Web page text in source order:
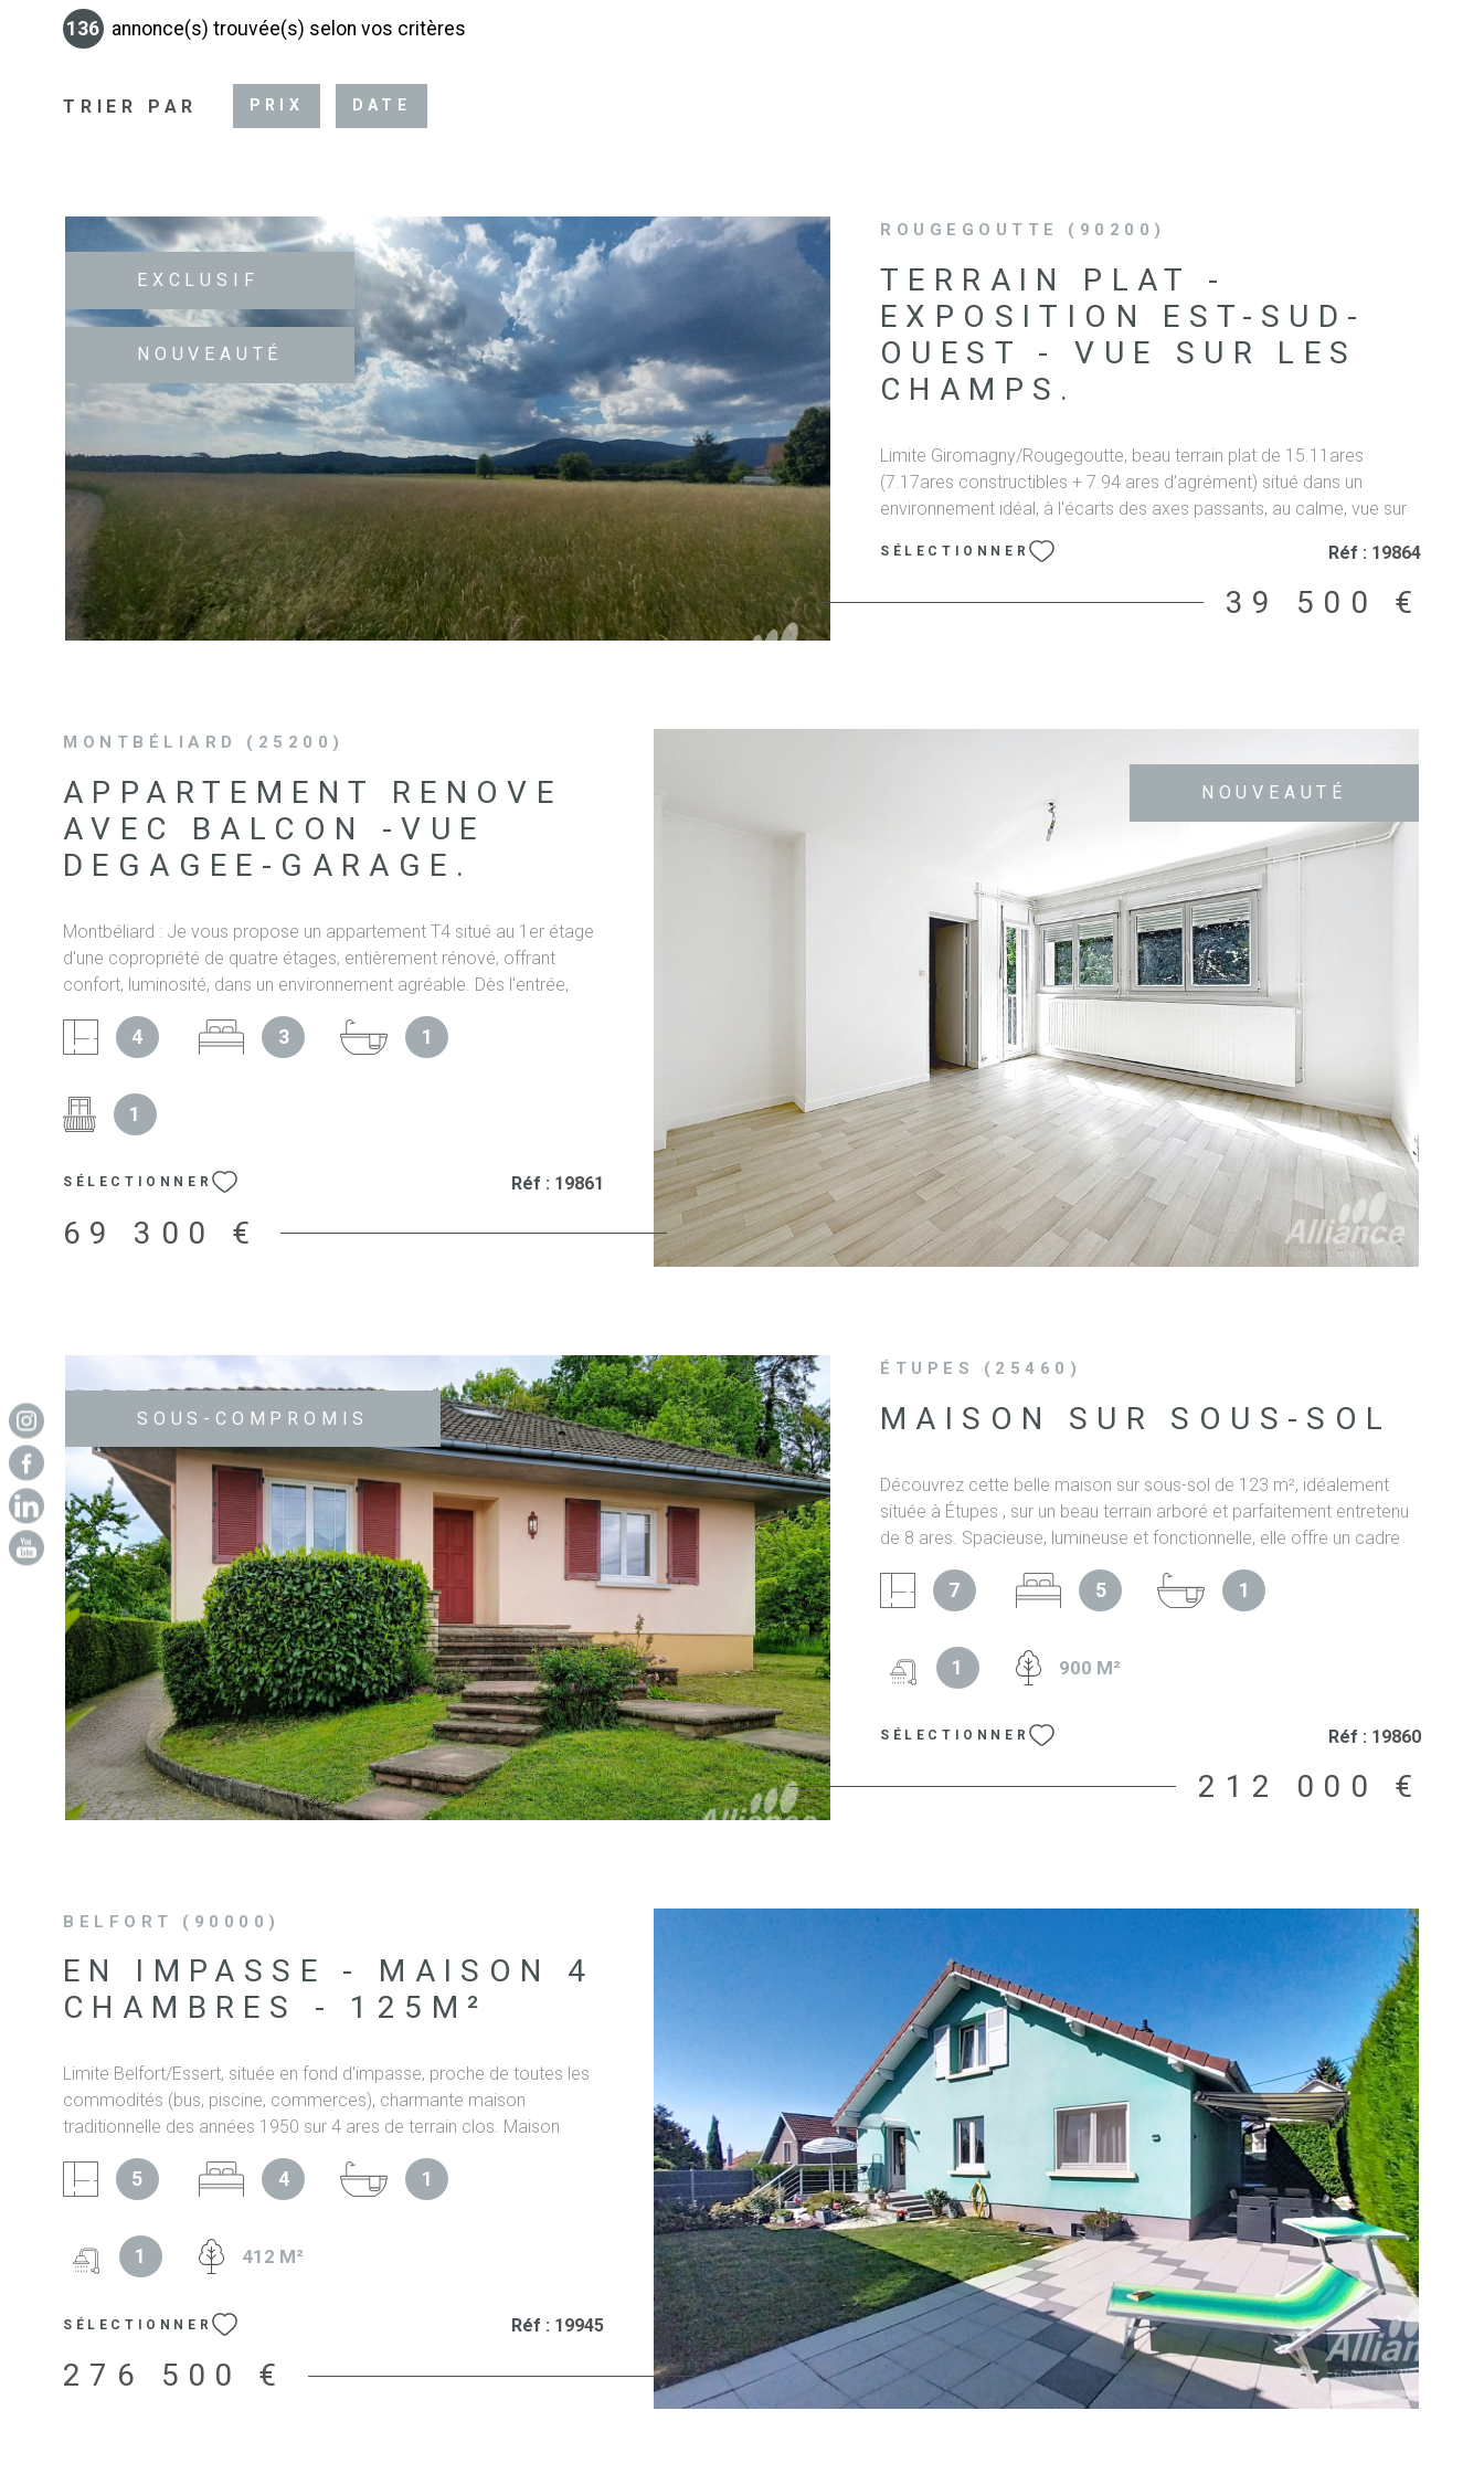
136 annonce(s) trouvée(s) selon vos critères
TRIER PAR PRIX DATE
ROUGEGOUTTE (90200)
TERRAIN PLAT -
EXPOSITION EST-SUD-
OUEST - VUE SUR LES
CHAMPS.
Limite Giromagny/Rougegoutte, beau terrain plat de 15.11ares
(7.17ares constructibles + 7.94 ares d'agrément) situé dans un
environnement idéal, à l'écarts des axes passants, au calme, vue sur
permet la réalisation d'une maison individuelle parfaitement exposée
(Est-Sud-Ouest). Terrain hors lotissement, libre de constructeur, avec
certificat d'urbanisme opérationnel et étude sol. Viabilisation (proche)
SÉLECTIONNER Réf : 19864
39 500 €
EXCLUSIF
NOUVEAUTÉ
VOIR LE BIEN
MONTBÉLIARD (25200)
APPARTEMENT RENOVE
AVEC BALCON -VUE
DEGAGEE-GARAGE.
Montbéliard : Je vous propose un appartement T4 situé au 1er étage
d'une copropriété de quatre étages, entièrement rénové, offrant
confort, luminosité, dans un environnement agréable. Dès l'entrée,
pièce de vie baignée de lumière, avec un accès direct sur le balcon et
un coin bureau. La cuisine séparée, fonctionnelle, complète
parfaitement l'espace de vie. L'espace nuit se compose de trois
chambres, idéal pour une famille, ainsi qu'une salle de bains équipée
garage et une cave, apportant un confort de rangement et de
stationnement appréciable. Un appartement alliant rénovation
récente, cadre verdoyant, proche des écoles et de toutes
commodités. A découvrir sans tarder. Les informations sur les risques
4 3 1
1
SÉLECTIONNER Réf : 19861
69 300 €
NOUVEAUTÉ
VOIR LE BIEN
ÉTUPES (25460)
MAISON SUR SOUS-SOL
Découvrez cette belle maison sur sous-sol de 123 m², idéalement
située à Étupes , sur un beau terrain arboré et parfaitement entretenu
de 8 ares. Spacieuse, lumineuse et fonctionnelle, elle offre un cadre
grande pièce de vie baignée de lumière, avec une cuisine ouverte
récente et entièrement équipée, conviviale et moderne. Le salon-
séjour chaleureux est agrémenté d’un poêle à bois venant compléter
efficacement le chauffage fioul. Le rez-de-chaussée propose
l’étage, vous trouverez : 2 chambres supplémentaires une salle d’eau
une vaste mezzanine offrant un bel espace bureau, détente ou salle
de jeux des Velux récents apportant confort et luminosité La maison
bénéficie de prestations appréciables : fenêtres PVC double vitrage
d’une agréable terrasse de plain-pied et d’un vaste jardin
soigneusement entretenu, parfait pour les enfants et les moments en
famille. Situation idéale : proche des écoles et collège à proximité
immédiate des commodités accès rapide à l’autoroute proche de
Montbéliard , Belfort et Mulhouse Une maison familiale chaleureuse,
spacieuse et parfaitement entretenue, à découvrir sans tarder ! Les
informations sur les risques auxquels ce bien est exposé sont
disponibles sur le site Géorisques
7 5 1
1 900 M²
SÉLECTIONNER Réf : 19860
212 000 €
SOUS-COMPROMIS
VOIR LE BIEN
BELFORT (90000)
EN IMPASSE - MAISON 4
CHAMBRES - 125M²
Limite Belfort/Essert, située en fond d'impasse, proche de toutes les
commodités (bus, piscine, commerces), charmante maison
traditionnelle des années 1950 sur 4 ares de terrain clos. Maison
soignée, sans travaux, construite sur sous-sol entièrement carrelé
avec garage (avec porte motorisée), grand cellier, buanderie et pièce
aménagée, nombreux placards. En rez-de-jardin, vous offrant une vie
de plain-pied, entrée, cuisine équipée, ouverte sur salon et salle à
manger, accès direct à la terrasse (Nord-Est avec store) et au jardin
(10.5m²), une salle d'eau avec douche italienne et WC suspendu. Une
deuxieme terrasse coté entrée (Sud-Ouest). A l'étage, une suite avec
dressing (27m²) et salle de bains (baignoire d'angle) et une chambre
enfant. Aucun travaux à prévoir, le toit a 20 ans, double vitrage PVC
5 4 1
1 412 M²
SÉLECTIONNER Réf : 19945
276 500 €
VOIR LE BIEN